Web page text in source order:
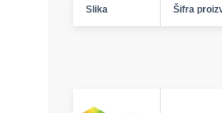
Slika Šifra